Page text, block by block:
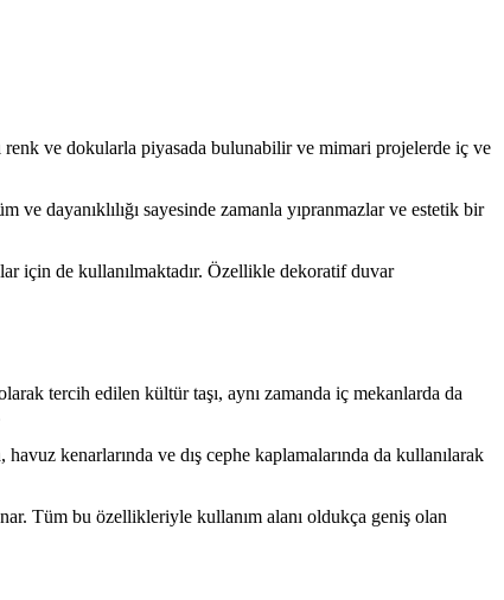
ve dokularla piyasada bulunabilir ve mimari projelerde iç ve
ve dayanıklılığı sayesinde zamanla yıpranmazlar ve estetik bir
için de kullanılmaktadır. Özellikle dekoratif duvar
tercih edilen kültür taşı, aynı zamanda iç mekanlarda da
kenarlarında ve dış cephe kaplamalarında da kullanılarak
Tüm bu özellikleriyle kullanım alanı oldukça geniş olan